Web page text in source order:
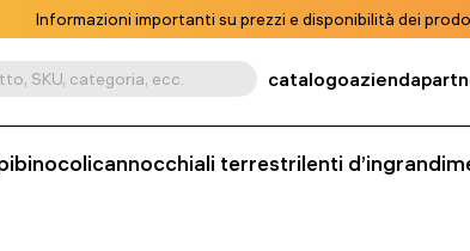
Informazioni importanti su prezzi e disponibilità dei
SKU, categoria, ecc. catalogoazienda
binocolicannocchiali terrestrilenti